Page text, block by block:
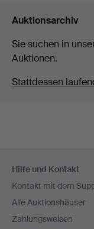
Auktionsarchiv
Sie suchen in
Auktionen.
Stattdessen
Navigation
Hilfe und Kontakt
Kontakt mit dem
Alle Auktionshäuser
Zahlungsweisen